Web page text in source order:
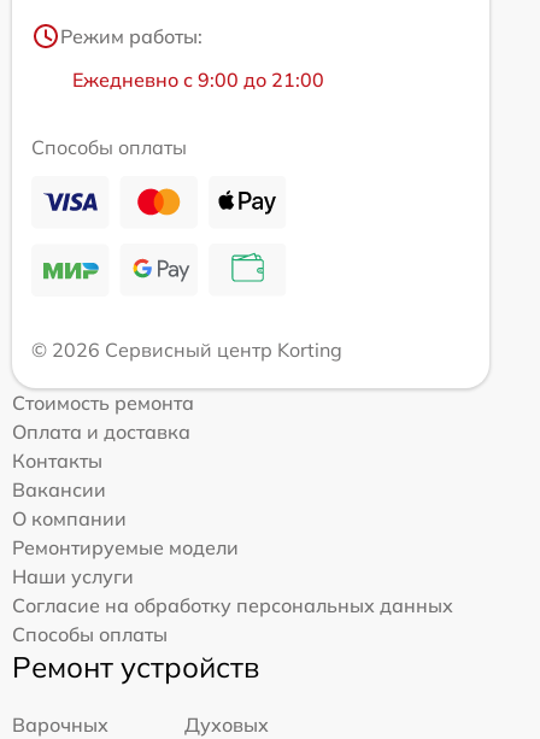
Режим работы:
Ежедневно с 9:00 до 21:00
Способы оплаты
© 2026 Сервисный центр Korting
Стоимость ремонта
Оплата и доставка
Контакты
Вакансии
О компании
Ремонтируемые модели
Наши услуги
Согласие на обработку персональных данных
Способы оплаты
Ремонт устройств
Варочных
Духовых